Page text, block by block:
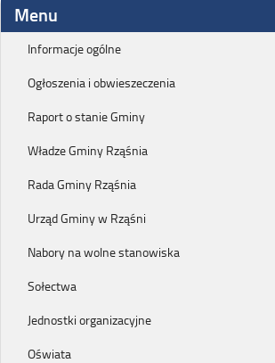
Menu
Informacje ogólne
Ogłoszenia i obwieszeczenia
Raport o stanie Gminy
Władze Gminy Rząśnia
Rada Gminy Rząśnia
Urząd Gminy w Rząśni
Nabory na wolne stanowiska
Sołectwa
Jednostki organizacyjne
Oświata